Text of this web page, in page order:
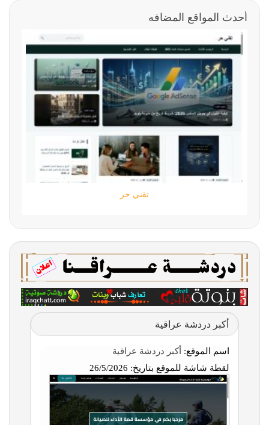
أحدث المواقع المضافه
تقني حر
أكبر دردشة عراقية
اسم الموقع: أكبر دردشة عراقية
لقطة شاشة للموقع بتاريخ: